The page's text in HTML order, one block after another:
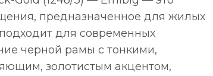
предназначенное для жилых
для современных
черной рамы с тонкими,
золотистым акцентом,